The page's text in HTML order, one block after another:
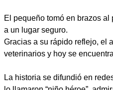
El pequeño tomó en brazos
a un lugar seguro.
Gracias a su rápido reflejo, el
veterinarios y hoy se
La historia se difundió en